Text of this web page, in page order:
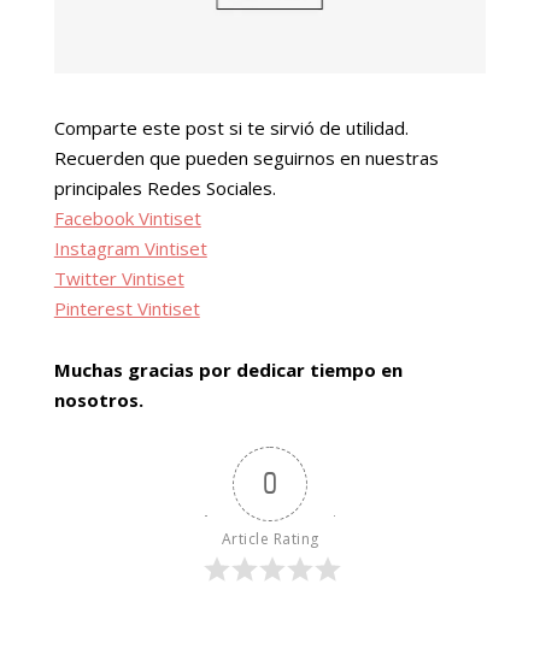
Comparte este post si te sirvió de utilidad.
Recuerden que pueden seguirnos en nuestras
principales Redes Sociales.
Facebook Vintiset
Instagram Vintiset
Twitter Vintiset
Pinterest Vintiset
Muchas gracias por dedicar tiempo en
nosotros.
0
Article Rating